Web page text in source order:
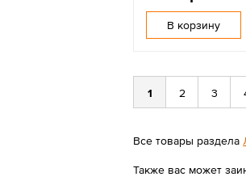
В корзину
1 2 3
Все товары раздела
Также вас может